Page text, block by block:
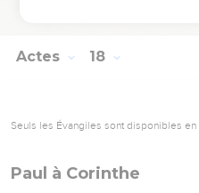
Actes 18
Seuls les Évangiles sont disponibles en
Paul à Corinthe